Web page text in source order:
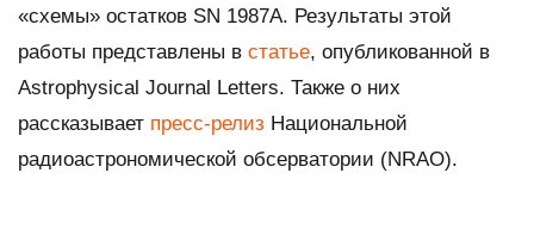
«схемы» остатков SN 1987A. Результаты этой
работы представлены в статье, опубликованной в
Astrophysical Journal Letters. Также о них
рассказывает пресс-релиз Национальной
радиоастрономической обсерватории (NRAO).